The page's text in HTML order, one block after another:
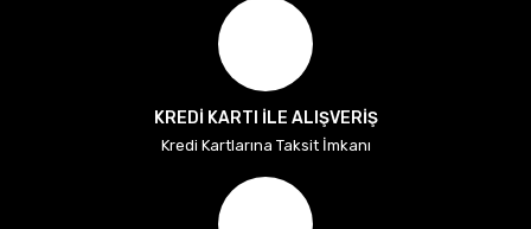
KREDİ KARTI İLE ALIŞVERİŞ
Kredi Kartlarına Taksit İmkanı